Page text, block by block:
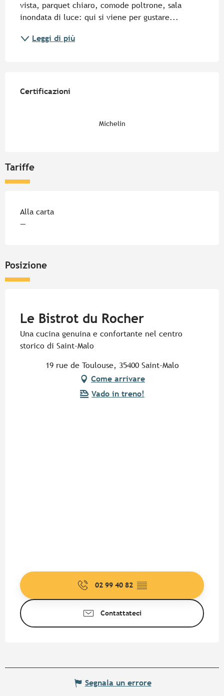
vista, parquet chiaro, comode poltrone, sala
inondata di luce: qui si viene per gustare...
Leggi di più
Certificazioni
Certificazioni
Michelin
Tariffe
Tariffe 2026
Alla carta
—
Posizione
Le Bistrot du Rocher
Una cucina genuina e confortante nel centro
storico di Saint-Malo
19 rue de Toulouse, 35400 Saint-Malo
Come arrivare
Vado in treno!
02 99 40 82 ▒▒
Contattateci
Segnala un errore